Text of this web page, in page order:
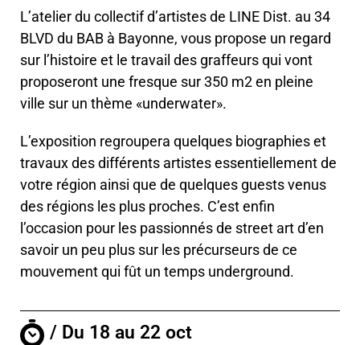
L’atelier du collectif d’artistes de LINE Dist. au 34
BLVD du BAB à Bayonne, vous propose un regard
sur l’histoire et le travail des graffeurs qui vont
proposeront une fresque sur 350 m2 en pleine
ville sur un thème «underwater».
L’exposition regroupera quelques biographies et
travaux des différents artistes essentiellement de
votre région ainsi que de quelques guests venus
des régions les plus proches. C’est enfin
l’occasion pour les passionnés de street art d’en
savoir un peu plus sur les précurseurs de ce
mouvement qui fût un temps underground.
/ Du 18 au 22 oct